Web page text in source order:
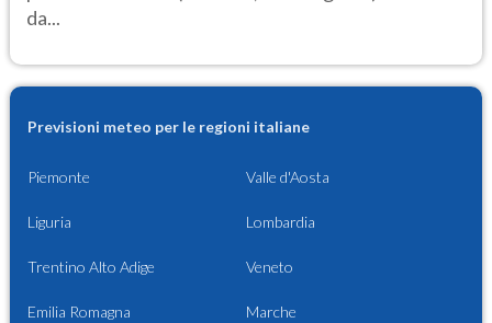
da...
Previsioni meteo per le regioni italiane
Piemonte Valle d'Aosta
Liguria Lombardia
Trentino Alto Adige Veneto
Emilia Romagna Marche